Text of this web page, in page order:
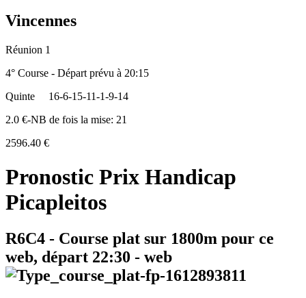
Vincennes
Réunion 1
4° Course - Départ prévu à 20:15
Quinte
16-6-15-11-1-9-14
2.0 €-NB de fois la mise: 21
2596.40 €
Pronostic Prix Handicap
Picapleitos
R6C4 - Course plat sur 1800m pour ce
web, départ 22:30 - web